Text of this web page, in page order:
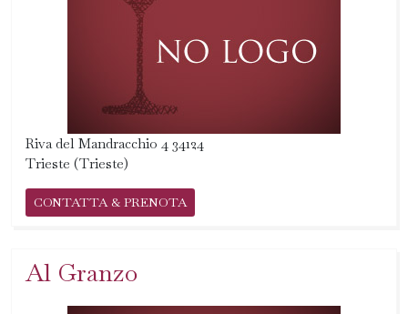
Riva del Mandracchio 4 34124
Trieste (Trieste)
CONTATTA & PRENOTA
Al Granzo